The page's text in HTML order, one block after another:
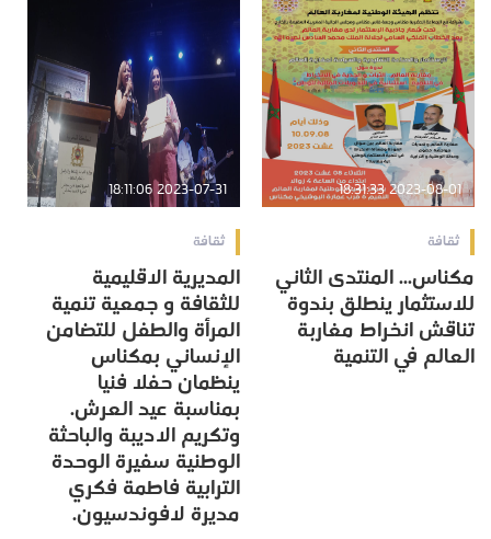
2023-08-01 18:31:33
ثقافة
مكناس... المنتدى الثاني
للاستثمار ينطلق بندوة
تناقش انخراط مغاربة
العالم في التنمية
2023-07-31 18:11:06
ثقافة
المديرية الاقليمية
للثقافة و جمعية تنمية
المرأة والطفل للتضامن
الإنساني بمكناس
ينظمان حفلا فنيا
بمناسبة عيد العرش.
وتكريم الاديبة والباحثة
الوطنية سفيرة الوحدة
الترابية فاطمة فكري
مديرة لافوندسيون.